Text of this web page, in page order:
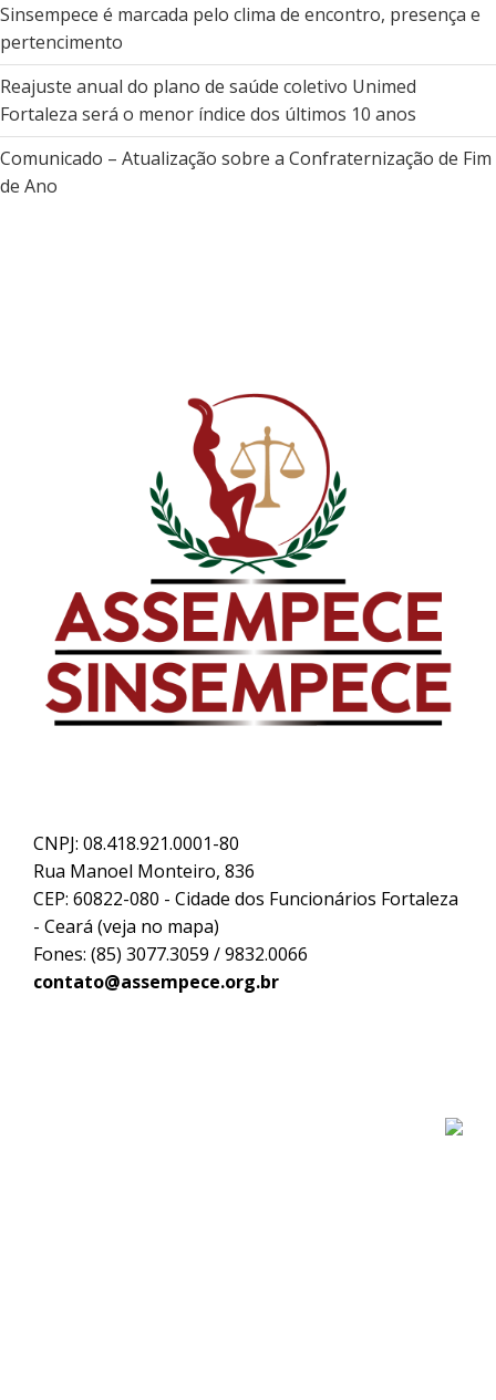
Sinsempece é marcada pelo clima de encontro, presença e
pertencimento
Reajuste anual do plano de saúde coletivo Unimed
Fortaleza será o menor índice dos últimos 10 anos
Comunicado – Atualização sobre a Confraternização de Fim
de Ano
CNPJ: 08.418.921.0001-80
Rua Manoel Monteiro, 836
CEP: 60822-080 - Cidade dos Funcionários Fortaleza
- Ceará (veja no mapa)
Fones: (85) 3077.3059 / 9832.0066
contato@assempece.org.br